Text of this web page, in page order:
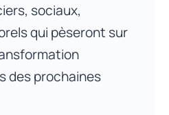
sociaux,
qui pèseront sur
des prochaines